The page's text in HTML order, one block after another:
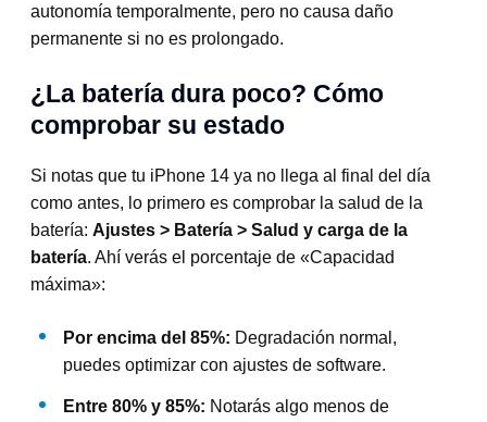
autonomía temporalmente, pero no causa daño
permanente si no es prolongado.
¿La batería dura poco? Cómo
comprobar su estado
Si notas que tu iPhone 14 ya no llega al final del día
como antes, lo primero es comprobar la salud de la
batería: Ajustes > Batería > Salud y carga de la
batería. Ahí verás el porcentaje de «Capacidad
máxima»:
Por encima del 85%: Degradación normal,
puedes optimizar con ajustes de software.
Entre 80% y 85%: Notarás algo menos de